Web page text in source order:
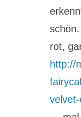
rot,
http://